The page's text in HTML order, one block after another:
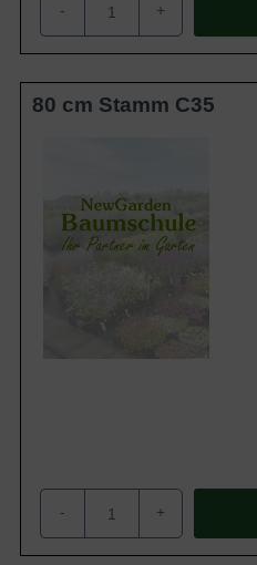
- +
80 cm Stamm C35
- +